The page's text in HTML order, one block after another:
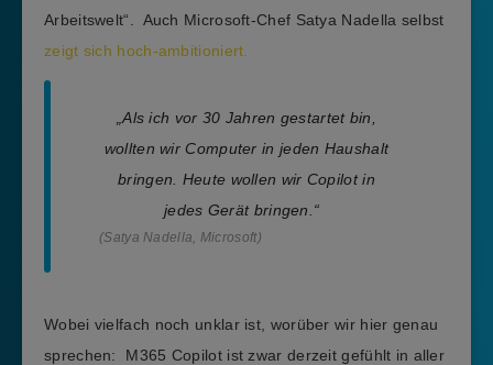
Arbeitswelt“. Auch Microsoft-Chef Satya Nadella selbst
zeigt sich hoch-ambitioniert.
„Als ich vor 30 Jahren gestartet bin,
wollten wir Computer in jeden Haushalt
bringen. Heute wollen wir Copilot in
jedes Gerät bringen.“
(Satya Nadella, Microsoft)
Wobei vielfach noch unklar ist, worüber wir hier genau
sprechen: M365 Copilot ist zwar derzeit gefühlt in aller